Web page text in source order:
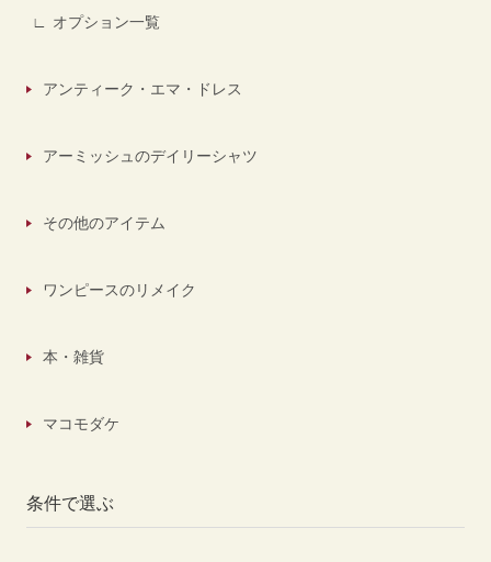
オプション一覧
アンティーク・エマ・ドレス
アーミッシュのデイリーシャツ
その他のアイテム
ワンピースのリメイク
本・雑貨
マコモダケ
条件で選ぶ